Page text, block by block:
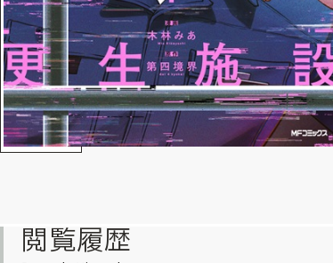
閲覧履歴